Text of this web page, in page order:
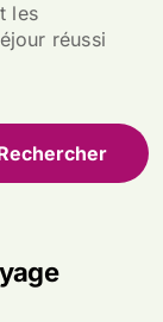
les
réussi